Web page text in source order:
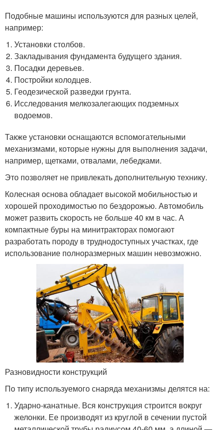
Подобные машины используются для разных целей,
например:
Установки столбов.
Закладывания фундамента будущего здания.
Посадки деревьев.
Постройки колодцев.
Геодезической разведки грунта.
Исследования мелкозалегающих подземных
водоемов.
Также установки оснащаются вспомогательными
механизмами, которые нужны для выполнения задачи,
например, щетками, отвалами, лебедками.
Это позволяет не привлекать дополнительную технику.
Колесная основа обладает высокой мобильностью и
хорошей проходимостью по бездорожью. Автомобиль
может развить скорость не больше 40 км в час. А
компактные буры на минитракторах помогают
разработать породу в труднодоступных участках, где
использование полноразмерных машин невозможно.
Разновидности конструкций
По типу используемого снаряда механизмы делятся на:
Ударно-канатные. Вся конструкция строится вокруг
желонки. Ее производят из круглой в сечении пустой